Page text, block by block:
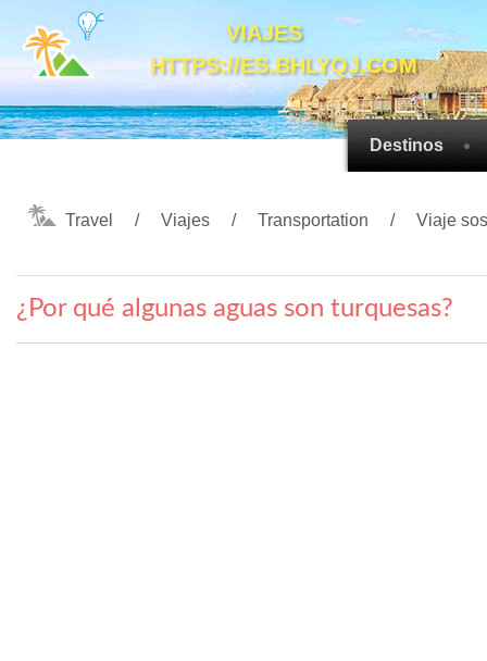
VIAJES
HTTPS://ES.BHLYQJ.COM
Destinos
Travel Viajes Transportation Viaje
¿Por qué algunas aguas son turquesas?